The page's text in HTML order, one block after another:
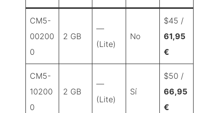
CM5-
00200
0
2 GB
—
(Lite)
No
$45 /
61,95
€
CM5-
10200
0
2 GB
—
(Lite)
Sí
$50 /
66,95
€